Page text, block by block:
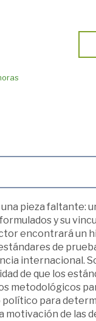
pieza faltante:
y su
encontrará un
de
internacional.
de que los
metodológicos
para
motivación de las